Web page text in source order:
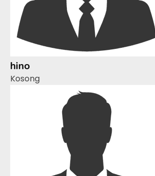
hino
Kosong